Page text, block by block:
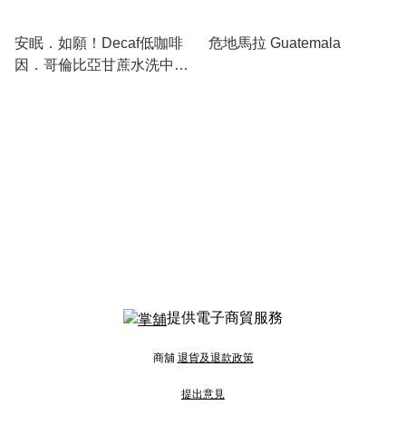
安眠．如願！Decaf低咖啡
因．哥倫比亞甘蔗水洗中深
危地馬拉 Guatemala
提供電子商貿服務
商舖 退貨及退款政策
提出意見